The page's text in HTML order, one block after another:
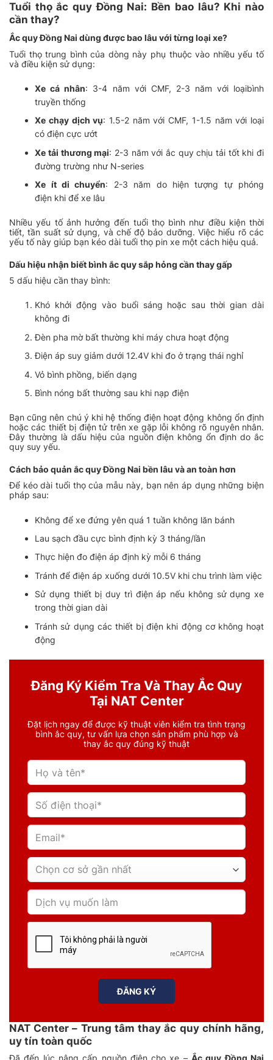
Tuổi thọ ắc quy Đồng Nai: Bền bao lâu? Khi nào
cần thay?
Ắc quy Đồng Nai dùng được bao lâu với từng loại xe?
Tuổi thọ trung bình của dòng này phụ thuộc vào nhiều yếu tố
và điều kiện sử dụng:
Xe cá nhân: 3-4 năm với CMF, 2-3 năm với loạibình
truyền thống
Xe chạy dịch vụ: 1.5-2 năm với CMF, 1-1.5 năm với loại
có điện cực ướt
Xe tải thương mại: 2-3 năm với ắc quy chịu tải tốt khi đi
đường trường như N-series
Xe ít di chuyển: 2-3 năm do hiện tượng tự phóng
điện khi để xe lâu
Nhiều yếu tố ảnh hưởng đến tuổi thọ bình như điều kiện thời
tiết, tần suất sử dụng, và chế độ bảo dưỡng. Việc hiểu rõ các
yếu tố này giúp bạn kéo dài tuổi thọ pin xe một cách hiệu quả.
Dấu hiệu nhận biết bình ắc quy sắp hỏng cần thay gấp
5 dấu hiệu cần thay bình:
Khó khởi động vào buổi sáng hoặc sau thời gian dài
không đi
Đèn pha mờ bất thường khi máy chưa hoạt động
Điện áp suy giảm dưới 12.4V khi đo ở trạng thái nghỉ
Vỏ bình phồng, biến dạng
Bình nóng bất thường sau khi nạp điện
Bạn cũng nên chú ý khi hệ thống điện hoạt động không ổn định
hoặc các thiết bị điện tử trên xe gặp lỗi không rõ nguyên nhân.
Đây thường là dấu hiệu của nguồn điện không ổn định do ắc
quy suy yếu.
Cách bảo quản ắc quy Đồng Nai bền lâu và an toàn hơn
Để kéo dài tuổi thọ của mẫu này, bạn nên áp dụng những biện
pháp sau:
Không để xe đứng yên quá 1 tuần không lăn bánh
Lau sạch đầu cực bình định kỳ 3 tháng/lần
Thực hiện đo điện áp định kỳ mỗi 6 tháng
Tránh để điện áp xuống dưới 10.5V khi chu trình làm việc
Sử dụng thiết bị duy trì điện áp nếu không sử dụng xe
trong thời gian dài
Tránh sử dụng các thiết bị điện khi động cơ không hoạt
động
Đăng Ký Kiểm Tra Và Thay Ắc Quy
Tại NAT Center
Đặt lịch ngay để được kỹ thuật viên kiểm tra tình trạng
bình ắc quy, tư vấn lựa chọn sản phẩm phù hợp và
thay ắc quy đúng kỹ thuật
NAT Center – Trung tâm thay ắc quy chính hãng,
uy tín toàn quốc
Đã đến lúc nâng cấp nguồn điện cho xe – Ắc quy Đồng Nai